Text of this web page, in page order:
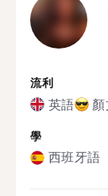
流利
英語
學
西班牙語